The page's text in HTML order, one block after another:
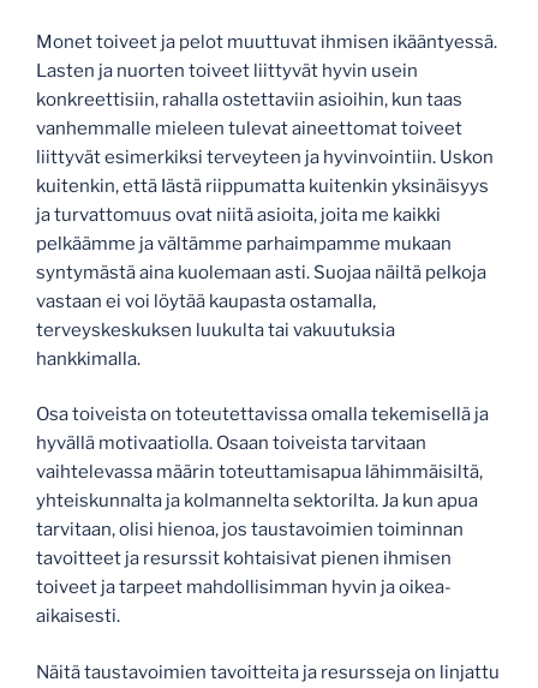
Monet toiveet ja pelot muuttuvat ihmisen ikääntyessä.
Lasten ja nuorten toiveet liittyvät hyvin usein
konkreettisiin, rahalla ostettaviin asioihin, kun taas
vanhemmalle mieleen tulevat aineettomat toiveet
liittyvät esimerkiksi terveyteen ja hyvinvointiin. Uskon
kuitenkin, että Iästä riippumatta kuitenkin yksinäisyys
ja turvattomuus ovat niitä asioita, joita me kaikki
pelkäämme ja vältämme parhaimpamme mukaan
syntymästä aina kuolemaan asti. Suojaa näiltä pelkoja
vastaan ei voi löytää kaupasta ostamalla,
terveyskeskuksen luukulta tai vakuutuksia
hankkimalla.
Osa toiveista on toteutettavissa omalla tekemisellä ja
hyvällä motivaatiolla. Osaan toiveista tarvitaan
vaihtelevassa määrin toteuttamisapua lähimmäisiltä,
yhteiskunnalta ja kolmannelta sektorilta. Ja kun apua
tarvitaan, olisi hienoa, jos taustavoimien toiminnan
tavoitteet ja resurssit kohtaisivat pienen ihmisen
toiveet ja tarpeet mahdollisimman hyvin ja oikea-
aikaisesti.
Näitä taustavoimien tavoitteita ja resursseja on linjattu